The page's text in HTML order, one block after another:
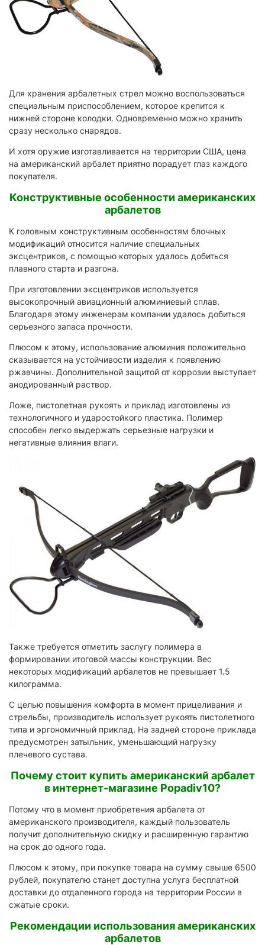
Для хранения арбалетных стрел можно воспользоваться
специальным приспособлением, которое крепится к
нижней стороне колодки. Одновременно можно хранить
сразу несколько снарядов.
И хотя оружие изготавливается на территории США, цена
на американский арбалет приятно порадует глаз каждого
покупателя.
Конструктивные особенности американских
арбалетов
К головным конструктивным особенностям блочных
модификаций относится наличие специальных
эксцентриков, с помощью которых удалось добиться
плавного старта и разгона.
При изготовлении эксцентриков используется
высокопрочный авиационный алюминиевый сплав.
Благодаря этому инженерам компании удалось добиться
серьезного запаса прочности.
Плюсом к этому, использование алюминия положительно
сказывается на устойчивости изделия к появлению
ржавчины. Дополнительной защитой от коррозии выступает
анодированный раствор.
Ложе, пистолетная рукоять и приклад изготовлены из
технологичного и ударостойкого пластика. Полимер
способен легко выдержать серьезные нагрузки и
негативные влияния влаги.
Также требуется отметить заслугу полимера в
формировании итоговой массы конструкции. Вес
некоторых модификаций арбалетов не превышает 1.5
килограмма.
С целью повышения комфорта в момент прицеливания и
стрельбы, производитель использует рукоять пистолетного
типа и эргономичный приклад. На задней стороне приклада
предусмотрен затыльник, уменьшающий нагрузку
плечевого сустава.
Почему стоит купить американский арбалет
в интернет-магазине Popadiv10?
Потому что в момент приобретения арбалета от
американского производителя, каждый пользователь
получит дополнительную скидку и расширенную гарантию
на срок до одного года.
Плюсом к этому, при покупке товара на сумму свыше 6500
рублей, покупателю станет доступна услуга бесплатной
доставки до отдаленного города на территории России в
сжатые сроки.
Рекомендации использования американских
арбалетов